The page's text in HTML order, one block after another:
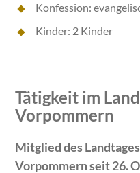
Konfession:
Kinder: 2 Kinder
Tätigkeit im
Vorpommern
Mitglied des
Vorpommern seit 26.